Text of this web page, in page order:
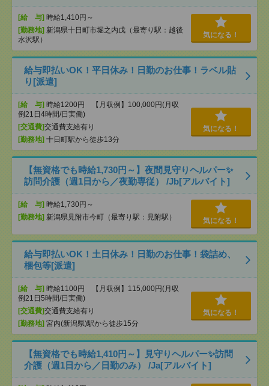
[給 与] 時給1,410円～
[勤務地] 新潟県十日町市堀之内戊（最寄り駅：越後
水沢駅）
気になる！
給与即払いOK！平日休み！日勤のお仕事！ラベル貼
り[派遣]
[給 与] 時給1200円 【月収例】100,000円(月収
例21日4時間/日実働)
[交通費]交通費支給有り
[勤務地] 十日町駅から徒歩13分
気になる！
【無資格でも時給1,730円～】夜間見守りヘルパー✨
訪問介護（週1日から／夜勤専従） /Jb[アルバイト]
[給 与] 時給1,730円～
[勤務地] 新潟県見附市今町（最寄り駅：見附駅） 気になる！
給与即払いOK！土日休み！日勤のお仕事！袋詰め、
梱包等[派遣]
[給 与] 時給1100円 【月収例】115,000円(月収
例21日5時間/日実働)
[交通費]交通費支給有り
[勤務地] 宮内(新潟県)駅から徒歩15分
気になる！
【無資格でも時給1,410円～】見守りヘルパー✨訪問
介護（週1日から／日勤のみ） /Ja[アルバイト]